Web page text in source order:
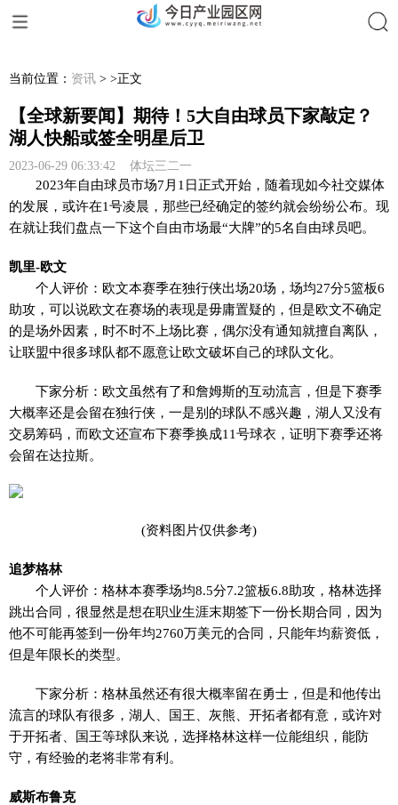
当前位置： 资讯 > >正文
【全球新要闻】期待！5大自由球员下家敲定？
湖人快船或签全明星后卫
2023-06-29 06:33:42 体坛三二一
2023年自由球员市场7月1日正式开始，随着现如今社交媒体
的发展，或许在1号凌晨，那些已经确定的签约就会纷纷公布。现
在就让我们盘点一下这个自由市场最“大牌”的5名自由球员吧。
凯里-欧文
个人评价：欧文本赛季在独行侠出场20场，场均27分5篮板6
助攻，可以说欧文在赛场的表现是毋庸置疑的，但是欧文不确定
的是场外因素，时不时不上场比赛，偶尔没有通知就擅自离队，
让联盟中很多球队都不愿意让欧文破坏自己的球队文化。
下家分析：欧文虽然有了和詹姆斯的互动流言，但是下赛季
大概率还是会留在独行侠，一是别的球队不感兴趣，湖人又没有
交易筹码，而欧文还宣布下赛季换成11号球衣，证明下赛季还将
会留在达拉斯。
(资料图片仅供参考)
追梦格林
个人评价：格林本赛季场均8.5分7.2篮板6.8助攻，格林选择
跳出合同，很显然是想在职业生涯末期签下一份长期合同，因为
他不可能再签到一份年均2760万美元的合同，只能年均薪资低，
但是年限长的类型。
下家分析：格林虽然还有很大概率留在勇士，但是和他传出
流言的球队有很多，湖人、国王、灰熊、开拓者都有意，或许对
于开拓者、国王等球队来说，选择格林这样一位能组织，能防
守，有经验的老将非常有利。
威斯布鲁克